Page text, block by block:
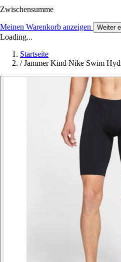
Zwischensumme
Meinen Warenkorb anzeigen Weiter
Loading...
Startseite
/ Jammer Kind Nike Swim